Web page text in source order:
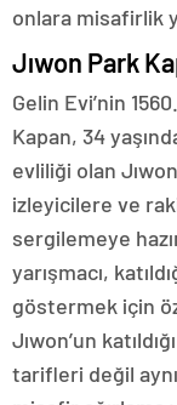
onlara misafirlik
Jıwon Park
Gelin Evi’nin
Kapan, 34
evliliği olan
izleyicilere ve
sergilemeye
yarışmacı,
göstermek için
Jıwon’un
tarifleri değil